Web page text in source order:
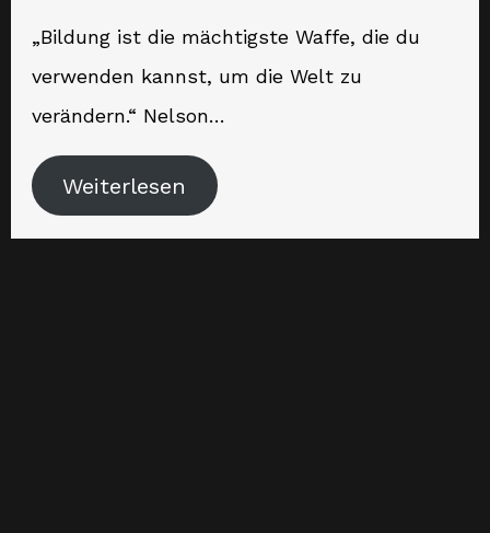
„Bildung ist die mächtigste Waffe, die du
verwenden kannst, um die Welt zu
verändern.“ Nelson…
Weiterlesen